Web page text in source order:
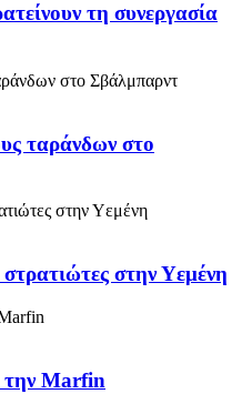
τη συνεργασία
ταράνδων στο
στην Υεμένη
την Marfin